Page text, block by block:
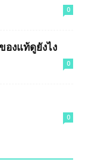
0
องแท้ดูยังไง
0
0